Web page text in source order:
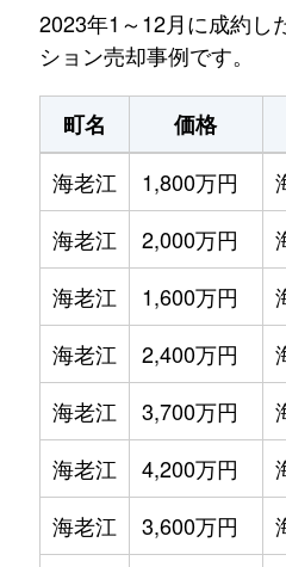
2023年1～12月に成約し
ション売却事例です。
町名 価格
海老江
1,800万円
海老江
2,000万円
海老江
1,600万円
海老江
2,400万円
海老江
3,700万円
海老江
4,200万円
海老江
3,600万円